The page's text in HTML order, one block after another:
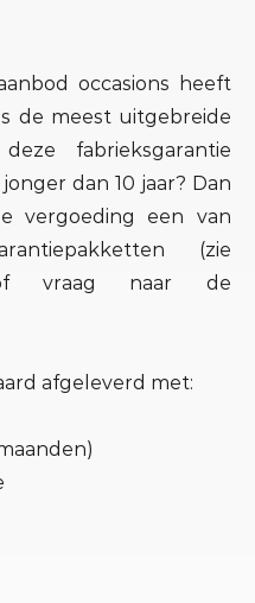
occasions heeft
de meest uitgebreide
fabrieksgarantie
dan 10 jaar? Dan
vergoeding een van
(zie
of vraag naar de
afgeleverd met: